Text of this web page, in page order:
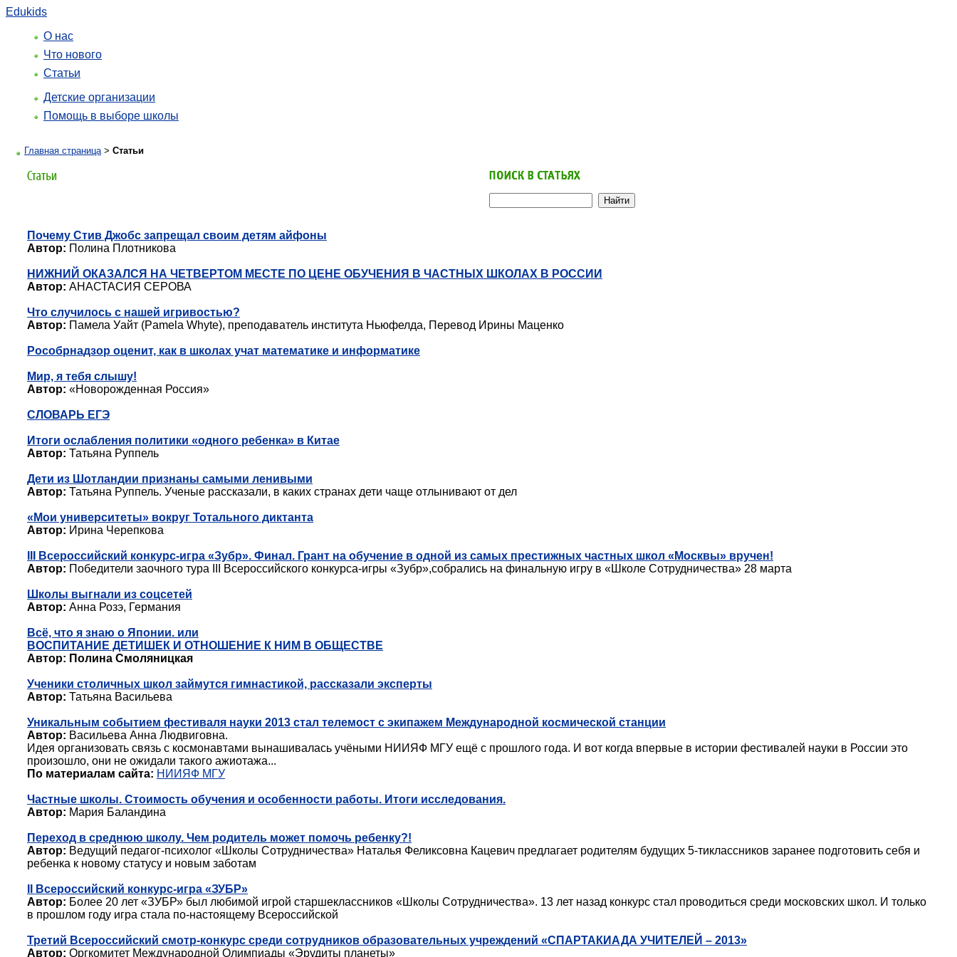
Edukids
О нас
Что нового
Статьи
Детские организации
Помощь в выборе школы
Главная страница> Статьи
Почему Стив Джобс запрещал своим детям айфоны
Автор: Полина Плотникова
НИЖНИЙ ОКАЗАЛСЯ НА ЧЕТВЕРТОМ МЕСТЕ ПО ЦЕНЕ ОБУЧЕНИЯ В ЧАСТНЫХ ШКОЛАХ В РОССИИ
Автор: АНАСТАСИЯ СЕРОВА
Что случилось с нашей игривостью?
Автор: Памела Уайт (Pamela Whyte), преподаватель института Ньюфелда, Перевод Ирины Маценко
Рособрнадзор оценит, как в школах учат математике и информатике
Мир, я тебя слышу!
Автор: «Новорожденная Россия»
СЛОВАРЬ ЕГЭ
Итоги ослабления политики «одного ребенка» в Китае
Автор: Татьяна Руппель
Дети из Шотландии признаны самыми ленивыми
Автор: Татьяна Руппель. Ученые рассказали, в каких странах дети чаще отлынивают от дел
«Мои университеты» вокруг Тотального диктанта
Автор: Ирина Черепкова
III Всероссийский конкурс-игра «Зубр». Финал. Грант на обучение в одной из самых престижных частных школ «Москвы» вручен!
Автор: Победители заочного тура III Всероссийского конкурса-игры «Зубр»,собрались на финальную игру в «Школе Сотрудничества» 28 марта
Школы выгнали из соцсетей
Автор: Анна Розэ, Германия
Всё, что я знаю о Японии. или
ВОСПИТАНИЕ ДЕТИШЕК И ОТНОШЕНИЕ К НИМ В ОБЩЕСТВЕ
Автор: Полина Смоляницкая
Ученики столичных школ займутся гимнастикой, рассказали эксперты
Автор: Татьяна Васильева
Уникальным событием фестиваля науки 2013 стал телемост с экипажем Международной космической станции
Автор: Васильева Анна Людвиговна.
Идея организовать связь с космонавтами вынашивалась учёными НИИЯФ МГУ ещё с прошлого года. И вот когда впервые в истории фестивалей науки в России это
произошло, они не ожидали такого ажиотажа...
По материалам сайта: НИИЯФ МГУ
Частные школы. Стоимость обучения и особенности работы. Итоги исследования.
Автор: Мария Баландина
Переход в среднюю школу. Чем родитель может помочь ребенку?!
Автор: Ведущий педагог-психолог «Школы Сотрудничества» Наталья Феликсовна Кацевич предлагает родителям будущих 5-тиклассников заранее подготовить себя и
ребенка к новому статусу и новым заботам
II Всероссийский конкурс-игра «ЗУБР»
Автор: Более 20 лет «ЗУБР» был любимой игрой старшеклассников «Школы Сотрудничества». 13 лет назад конкурс стал проводиться среди московских школ. И только
в прошлом году игра стала по-настоящему Всероссийской
Третий Всероссийский смотр-конкурс среди сотрудников образовательных учреждений «СПАРТАКИАДА УЧИТЕЛЕЙ – 2013»
Автор: Оргкомитет Международной Олимпиады «Эрудиты планеты»